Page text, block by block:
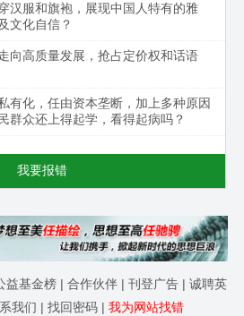
汉服和旗袍，展现中国人特有的雅
文化自信？
向高质量发展，抢占定价权和话语
有化，任由资本垄断，加上多种原因
群众还上得起学，看得起病吗？
我要报错
益基金榜 | 合作伙伴 | 刊登广告 | 诚聘英
我们 | 找回密码 | 我为网站找错